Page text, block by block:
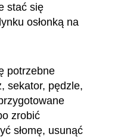
stać się
osłonką na
potrzebne
sekator, pędzle,
zrobić
słomę, usunąć